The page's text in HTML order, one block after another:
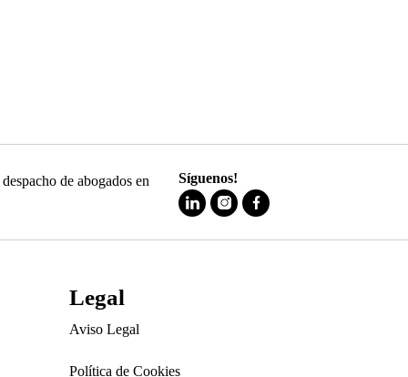
de abogados en
Síguenos!
Legal
Aviso Legal
Política de Cookies